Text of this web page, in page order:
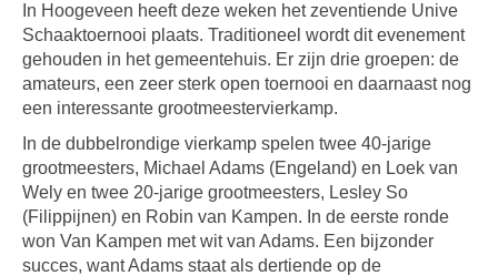
In Hoogeveen heeft deze weken het zeventiende Unive
Schaaktoernooi plaats. Traditioneel wordt dit evenement
gehouden in het gemeentehuis. Er zijn drie groepen: de
amateurs, een zeer sterk open toernooi en daarnaast nog
een interessante grootmeestervierkamp.
In de dubbelrondige vierkamp spelen twee 40-jarige
grootmeesters, Michael Adams (Engeland) en Loek van
Wely en twee 20-jarige grootmeesters, Lesley So
(Filippijnen) en Robin van Kampen. In de eerste ronde
won Van Kampen met wit van Adams. Een bijzonder
succes, want Adams staat als dertiende op de